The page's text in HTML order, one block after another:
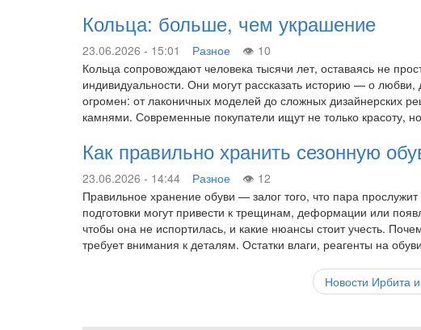
Кольца: больше, чем украшение
23.06.2026 - 15:01 Разное
10
Кольца сопровождают человека тысячи лет, оставаясь не
индивидуальности. Они могут рассказать историю — о
огромен: от лаконичных моделей до сложных дизайнерских
камнями. Современные покупатели ищут не только красоту,
Как правильно хранить сезонную
23.06.2026 - 14:44 Разное
12
Правильное хранение обуви — залог того, что пара
подготовки могут привести к трещинам, деформации или
чтобы она не испортилась, и какие нюансы стоит учесть.
требует внимания к деталям. Остатки влаги, реагенты на
Новости Ирбита